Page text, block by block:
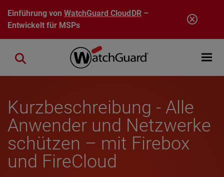
Direkt zum Inhalt
Einführung vonWatchGuard CloudDR–
Entwickelt für MSPs
Open
Close search
Kurzbeschreibung - Alle
Anwender und Netzwerke
schützen – mit Firebox
und FireCloud